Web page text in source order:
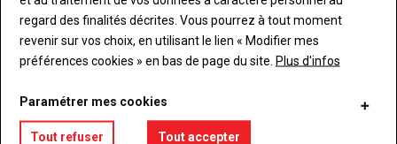
LES PLUS LUS
regard des finalités décrites. Vous pourrez à tout moment
revenir sur vos choix, en utilisant le lien « Modifier mes
préférences cookies » en bas de page du site. Plus d'infos
Paramétrer mes cookies
Tout refuser Tout accepter